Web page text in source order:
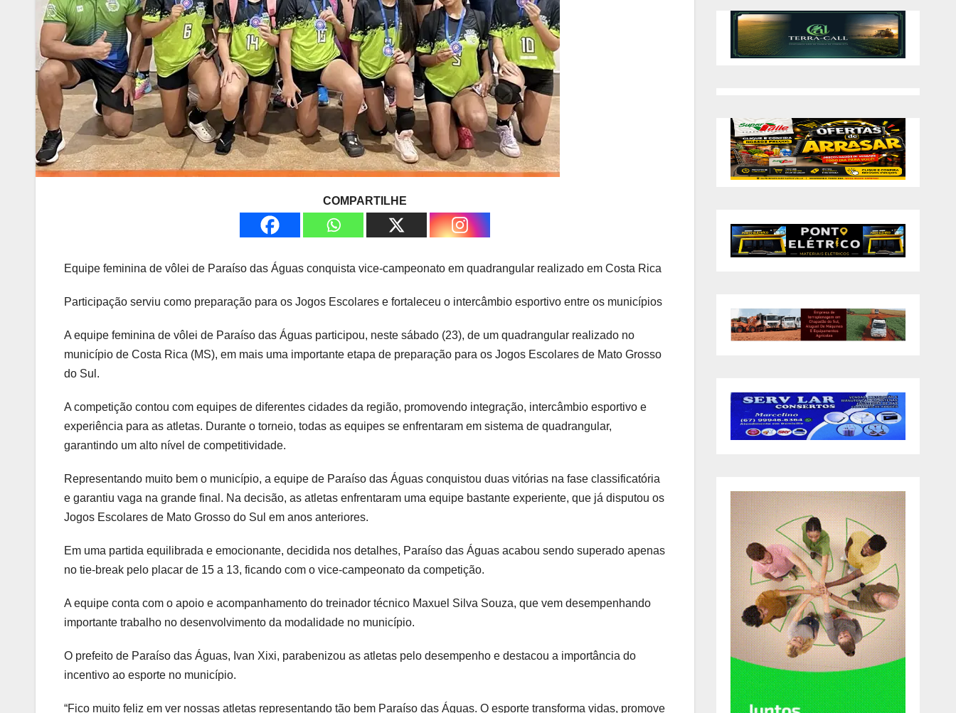
COMPARTILHE
Equipe feminina de vôlei de Paraíso das Águas conquista vice-campeonato em quadrangular realizado em Costa Rica
Participação serviu como preparação para os Jogos Escolares e fortaleceu o intercâmbio esportivo entre os municípios
A equipe feminina de vôlei de Paraíso das Águas participou, neste sábado (23), de um quadrangular realizado no
município de Costa Rica (MS), em mais uma importante etapa de preparação para os Jogos Escolares de Mato Grosso
do Sul.
A competição contou com equipes de diferentes cidades da região, promovendo integração, intercâmbio esportivo e
experiência para as atletas. Durante o torneio, todas as equipes se enfrentaram em sistema de quadrangular,
garantindo um alto nível de competitividade.
Representando muito bem o município, a equipe de Paraíso das Águas conquistou duas vitórias na fase classificatória
e garantiu vaga na grande final. Na decisão, as atletas enfrentaram uma equipe bastante experiente, que já disputou os
Jogos Escolares de Mato Grosso do Sul em anos anteriores.
Em uma partida equilibrada e emocionante, decidida nos detalhes, Paraíso das Águas acabou sendo superado apenas
no tie-break pelo placar de 15 a 13, ficando com o vice-campeonato da competição.
A equipe conta com o apoio e acompanhamento do treinador técnico Maxuel Silva Souza, que vem desempenhando
importante trabalho no desenvolvimento da modalidade no município.
O prefeito de Paraíso das Águas, Ivan Xixi, parabenizou as atletas pelo desempenho e destacou a importância do
incentivo ao esporte no município.
“Fico muito feliz em ver nossas atletas representando tão bem Paraíso das Águas. O esporte transforma vidas, promove